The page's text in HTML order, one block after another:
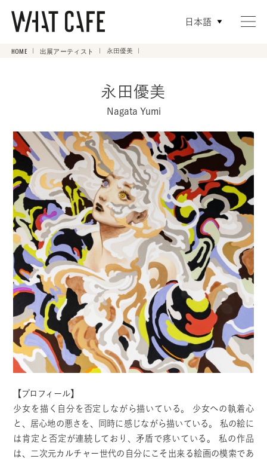
日本語
HOME 出展アーティスト 永田優美
永田優美
Nagata Yumi
【プロフィール】
少女を描く自分を否定しながら描いている。 少女への執着心
と、居心地の悪さを、同時に感じながら描いている。 私の絵に
は肯定と否定が連続しており、矛盾で疼いている。 私の作品
は、二次元カルチャー世代の自分にこそ出来る絵画の模索であ